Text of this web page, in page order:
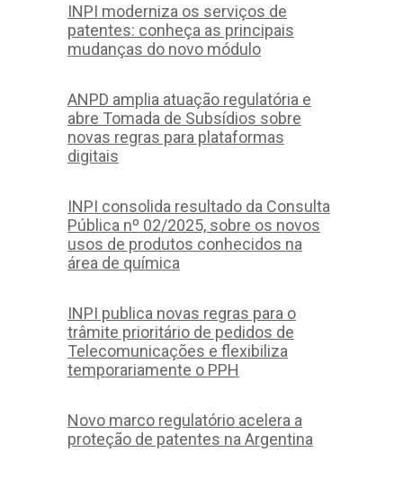
INPI moderniza os serviços de
patentes: conheça as principais
mudanças do novo módulo
ANPD amplia atuação regulatória e
abre Tomada de Subsídios sobre
novas regras para plataformas
digitais
INPI consolida resultado da Consulta
Pública nº 02/2025, sobre os novos
usos de produtos conhecidos na
área de química
INPI publica novas regras para o
trâmite prioritário de pedidos de
Telecomunicações e flexibiliza
temporariamente o PPH
Novo marco regulatório acelera a
proteção de patentes na Argentina